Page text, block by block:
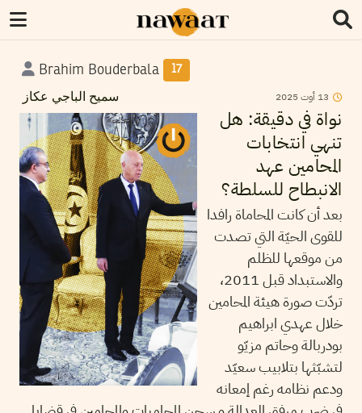
Brahim Bouderbala 17
سميح الباجي عكاز 13 أوت 2025
نواة في دقيقة: هل
تنهي انتخابات
المحامين عهد
الانبطاح للسلطة؟
بعد أن كانت المحاماة رافدا
للقوى الحيّة التي تصدت
من موقعها للظلم
والاستبداد قبل 2011،
تردّت صورة هيئة المحامين
خلال عهدي ابراهيم
بودربالة وحاتم مزيّو
لتشبّثها بتلابيب سعيّد
ودعم نظامه رغم إمعانه